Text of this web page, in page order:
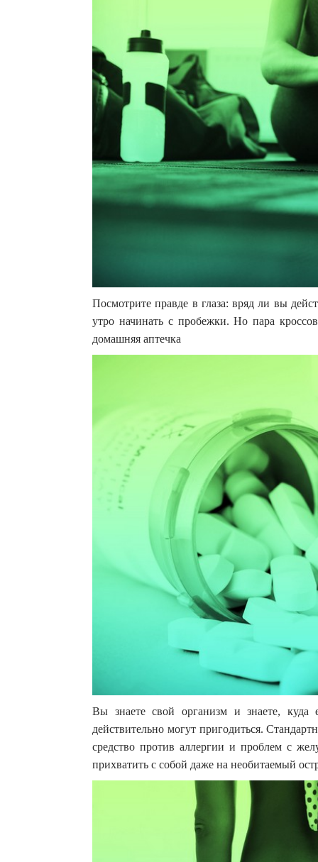
Посмотрите правде в глаза: вряд ли вы
утро начинать с пробежки. Но пара
домашняя аптечка
Вы знаете свой организм и знаете, куда
действительно могут пригодиться.
средство против аллергии и проблем с
прихватить с собой даже на необитаемый